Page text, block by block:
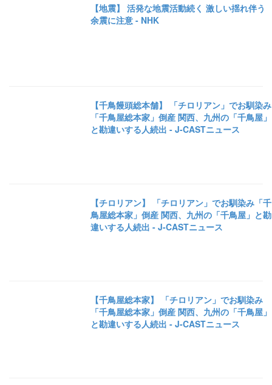
【地震】 活発な地震活動続く 激しい揺れ伴う
余震に注意 - NHK
【千鳥饅頭総本舗】 「チロリアン」でお馴染み
「千鳥屋総本家」倒産 関西、九州の「千鳥屋」
と勘違いする人続出 - J-CASTニュース
【チロリアン】 「チロリアン」でお馴染み「千
鳥屋総本家」倒産 関西、九州の「千鳥屋」と勘
違いする人続出 - J-CASTニュース
【千鳥屋総本家】 「チロリアン」でお馴染み
「千鳥屋総本家」倒産 関西、九州の「千鳥屋」
と勘違いする人続出 - J-CASTニュース